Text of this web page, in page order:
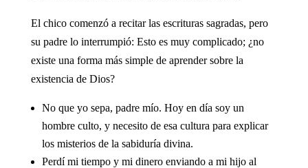
El chico comenzó a recitar las escrituras sagradas, pero
su padre lo interrumpió: Esto es muy complicado; ¿no
existe una forma más simple de aprender sobre la
existencia de Dios?
No que yo sepa, padre mío. Hoy en día soy un
hombre culto, y necesito de esa cultura para explicar
los misterios de la sabiduría divina.
Perdí mi tiempo y mi dinero enviando a mi hijo al